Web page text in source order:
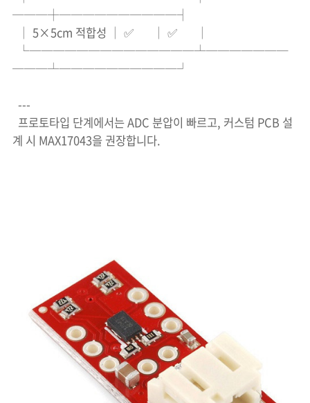
───┼──────────┤
│ 5×5cm 적합성 │ ✅ │ ✅ │
└──────────────┴───────
───┴──────────┘
---
프로토타입 단계에서는 ADC 분압이 빠르고, 커스텀 PCB 설
계 시 MAX17043을 권장합니다.